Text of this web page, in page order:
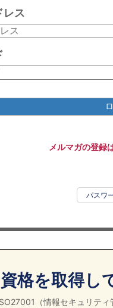
レス
メルマガの登録
パスワ
格を取得し
（情報セキュリテ